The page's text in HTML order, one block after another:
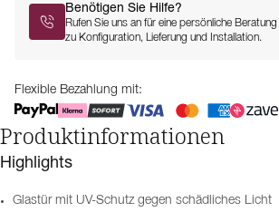
Benötigen Sie Hilfe?
Rufen Sie uns an für eine persönliche Beratung
zu Konfiguration, Lieferung und Installation.
Flexible Bezahlung mit:
Produktinformationen
Highlights
Glastür mit UV-Schutz gegen schädliches Licht